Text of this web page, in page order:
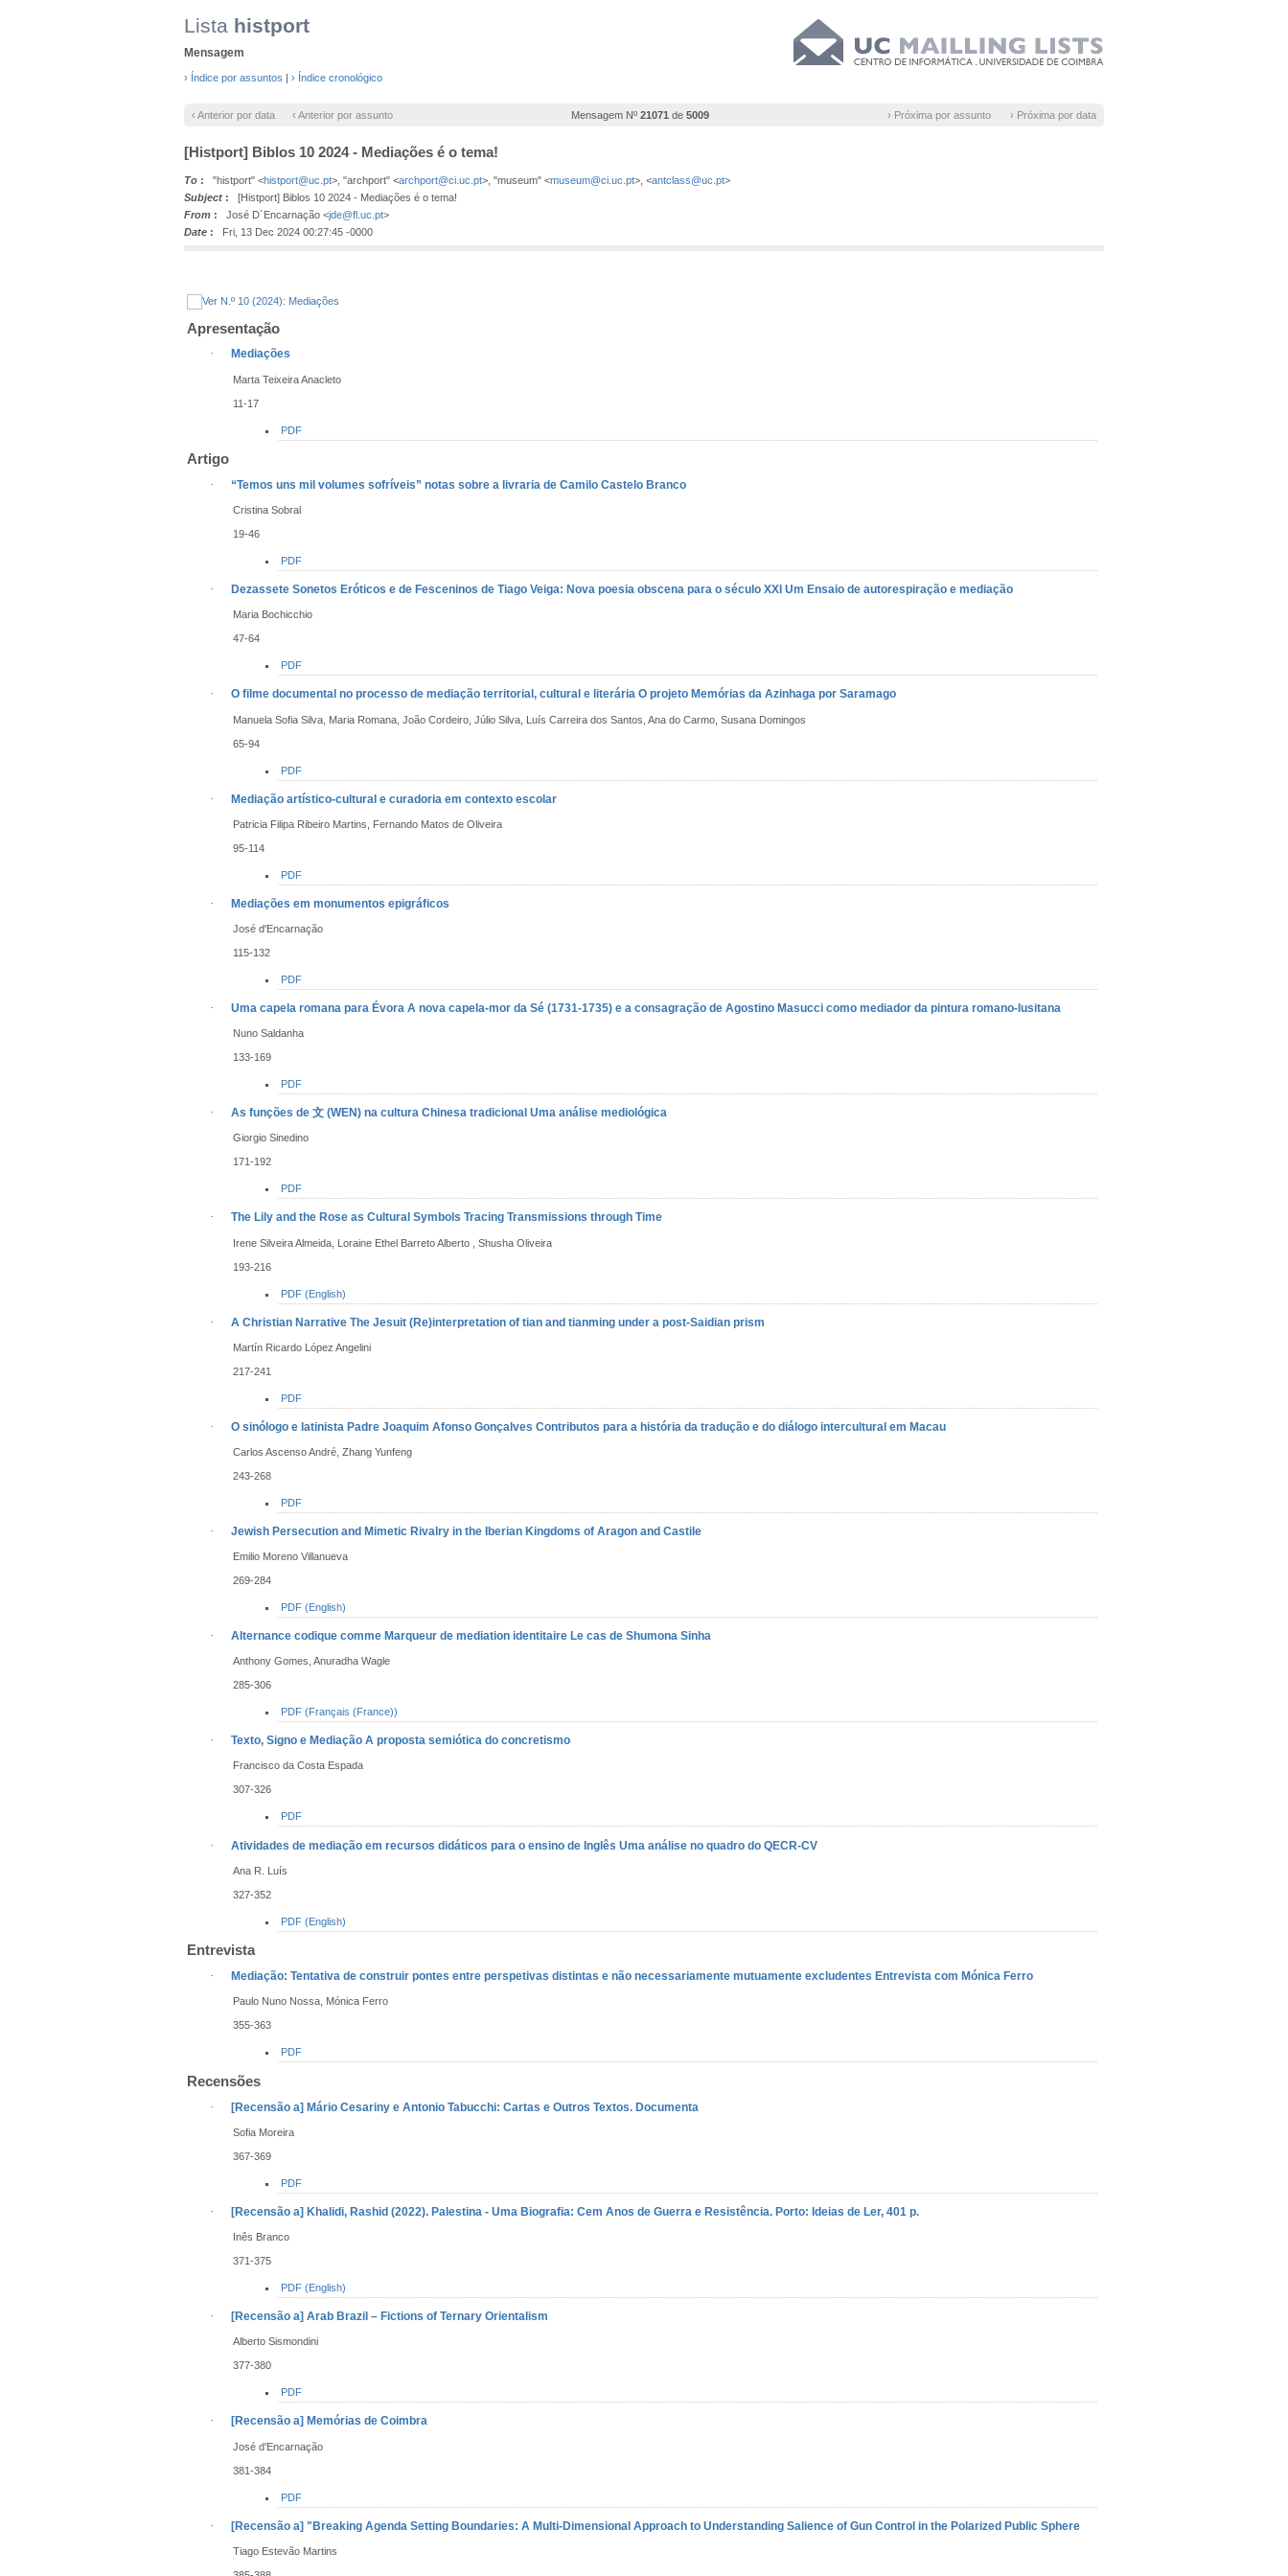
Lista histport
Mensagem
› Índice por assuntos | › Índice cronológico
‹ Anterior por data ‹ Anterior por assunto Mensagem Nº 21071 de 5009 › Próxima por assunto › Próxima por data
[Histport] Biblos 10 2024 - Mediações é o tema!
To : "histport" <histport@uc.pt>, "archport" <archport@ci.uc.pt>, "museum" <museum@ci.uc.pt>, <antclass@uc.pt>
Subject : [Histport] Biblos 10 2024 - Mediações é o tema!
From : José D´Encarnação <jde@fl.uc.pt>
Date : Fri, 13 Dec 2024 00:27:45 -0000
Apresentação
· Mediações
Marta Teixeira Anacleto
11-17
PDF
Artigo
· “Temos uns mil volumes sofríveis” notas sobre a livraria de Camilo Castelo Branco
Cristina Sobral
19-46
PDF
· Dezassete Sonetos Eróticos e de Fesceninos de Tiago Veiga: Nova poesia obscena para o século XXI Um Ensaio de autorespiração e mediação
Maria Bochicchio
47-64
PDF
· O filme documental no processo de mediação territorial, cultural e literária O projeto Memórias da Azinhaga por Saramago
Manuela Sofia Silva, Maria Romana, João Cordeiro, Júlio Silva, Luís Carreira dos Santos, Ana do Carmo, Susana Domingos
65-94
PDF
· Mediação artístico-cultural e curadoria em contexto escolar
Patricia Filipa Ribeiro Martins, Fernando Matos de Oliveira
95-114
PDF
· Mediações em monumentos epigráficos
José d'Encarnação
115-132
PDF
· Uma capela romana para Évora A nova capela-mor da Sé (1731-1735) e a consagração de Agostino Masucci como mediador da pintura romano-lusitana
Nuno Saldanha
133-169
PDF
· As funções de 文 (WEN) na cultura Chinesa tradicional Uma análise mediológica
Giorgio Sinedino
171-192
PDF
· The Lily and the Rose as Cultural Symbols Tracing Transmissions through Time
Irene Silveira Almeida, Loraine Ethel Barreto Alberto , Shusha Oliveira
193-216
PDF (English)
· A Christian Narrative The Jesuit (Re)interpretation of tian and tianming under a post-Saidian prism
Martín Ricardo López Angelini
217-241
PDF
· O sinólogo e latinista Padre Joaquim Afonso Gonçalves Contributos para a história da tradução e do diálogo intercultural em Macau
Carlos Ascenso André, Zhang Yunfeng
243-268
PDF
· Jewish Persecution and Mimetic Rivalry in the Iberian Kingdoms of Aragon and Castile
Emilio Moreno Villanueva
269-284
PDF (English)
· Alternance codique comme Marqueur de mediation identitaire Le cas de Shumona Sinha
Anthony Gomes, Anuradha Wagle
285-306
PDF (Français (France))
· Texto, Signo e Mediação A proposta semiótica do concretismo
Francisco da Costa Espada
307-326
PDF
· Atividades de mediação em recursos didáticos para o ensino de Inglês Uma análise no quadro do QECR-CV
Ana R. Luís
327-352
PDF (English)
Entrevista
· Mediação: Tentativa de construir pontes entre perspetivas distintas e não necessariamente mutuamente excludentes Entrevista com Mónica Ferro
Paulo Nuno Nossa, Mónica Ferro
355-363
PDF
Recensões
· [Recensão a] Mário Cesariny e Antonio Tabucchi: Cartas e Outros Textos. Documenta
Sofia Moreira
367-369
PDF
· [Recensão a] Khalidi, Rashid (2022). Palestina - Uma Biografia: Cem Anos de Guerra e Resistência. Porto: Ideias de Ler, 401 p.
Inês Branco
371-375
PDF (English)
· [Recensão a] Arab Brazil – Fictions of Ternary Orientalism
Alberto Sismondini
377-380
PDF
· [Recensão a] Memórias de Coimbra
José d'Encarnação
381-384
PDF
· [Recensão a] "Breaking Agenda Setting Boundaries: A Multi-Dimensional Approach to Understanding Salience of Gun Control in the Polarized Public Sphere
Tiago Estevão Martins